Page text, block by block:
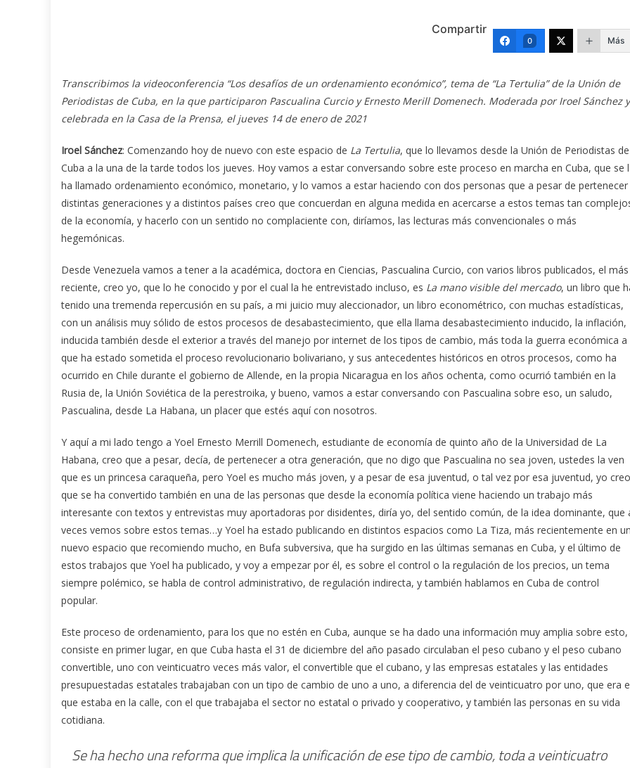
Compartir
0 Más
Transcribimos la videoconferencia “Los desafíos de un ordenamiento económico”, tema de “La Tertulia” de la Unión de
Periodistas de Cuba, en la que participaron Pascualina Curcio y Ernesto Merill Domenech. Moderada por Iroel Sánchez y
celebrada en la Casa de la Prensa, el jueves 14 de enero de 2021
Iroel Sánchez: Comenzando hoy de nuevo con este espacio de La Tertulia, que lo llevamos desde la Unión de Periodistas de
Cuba a la una de la tarde todos los jueves. Hoy vamos a estar conversando sobre este proceso en marcha en Cuba, que se
ha llamado ordenamiento económico, monetario, y lo vamos a estar haciendo con dos personas que a pesar de pertenecer
distintas generaciones y a distintos países creo que concuerdan en alguna medida en acercarse a estos temas tan
de la economía, y hacerlo con un sentido no complaciente con, diríamos, las lecturas más convencionales o más
hegemónicas.
Desde Venezuela vamos a tener a la académica, doctora en Ciencias, Pascualina Curcio, con varios libros publicados, el más
reciente, creo yo, que lo he conocido y por el cual la he entrevistado incluso, es La mano visible del mercado, un libro que
tenido una tremenda repercusión en su país, a mi juicio muy aleccionador, un libro econométrico, con muchas estadísticas,
con un análisis muy sólido de estos procesos de desabastecimiento, que ella llama desabastecimiento inducido, la inflación,
inducida también desde el exterior a través del manejo por internet de los tipos de cambio, más toda la guerra económica a
que ha estado sometida el proceso revolucionario bolivariano, y sus antecedentes históricos en otros procesos, como ha
ocurrido en Chile durante el gobierno de Allende, en la propia Nicaragua en los años ochenta, como ocurrió también en la
Rusia de, la Unión Soviética de la perestroika, y bueno, vamos a estar conversando con Pascualina sobre eso, un saludo,
Pascualina, desde La Habana, un placer que estés aquí con nosotros.
Y aquí a mi lado tengo a Yoel Ernesto Merrill Domenech, estudiante de economía de quinto año de la Universidad de La
Habana, creo que a pesar, decía, de pertenecer a otra generación, que no digo que Pascualina no sea joven, ustedes la ven
que es un princesa caraqueña, pero Yoel es mucho más joven, y a pesar de esa juventud, o tal vez por esa juventud, yo creo
que se ha convertido también en una de las personas que desde la economía política viene haciendo un trabajo más
interesante con textos y entrevistas muy aportadoras por disidentes, diría yo, del sentido común, de la idea dominante, que
veces vemos sobre estos temas…y Yoel ha estado publicando en distintos espacios como La Tiza, más recientemente en
nuevo espacio que recomiendo mucho, en Bufa subversiva, que ha surgido en las últimas semanas en Cuba, y el último de
estos trabajos que Yoel ha publicado, y voy a empezar por él, es sobre el control o la regulación de los precios, un tema
siempre polémico, se habla de control administrativo, de regulación indirecta, y también hablamos en Cuba de control
popular.
Este proceso de ordenamiento, para los que no estén en Cuba, aunque se ha dado una información muy amplia sobre esto,
consiste en primer lugar, en que Cuba hasta el 31 de diciembre del año pasado circulaban el peso cubano y el peso cubano
convertible, uno con veinticuatro veces más valor, el convertible que el cubano, y las empresas estatales y las entidades
presupuestadas estatales trabajaban con un tipo de cambio de uno a uno, a diferencia del de veinticuatro por uno, que era
que estaba en la calle, con el que trabajaba el sector no estatal o privado y cooperativo, y también las personas en su vida
cotidiana.
Se ha hecho una reforma que implica la unificación de ese tipo de cambio, toda a veinticuatro